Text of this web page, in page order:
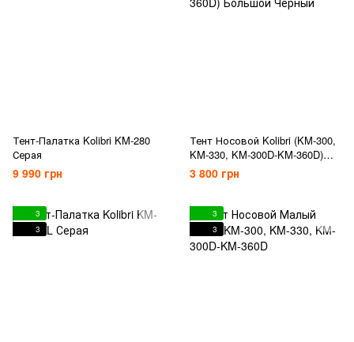
Тент-Палатка Kolibri KM-280
Серая
9 990 грн
Тент Носовой Kolibri (KM-300,
KM-330, KM-300D-KM-360D)
Большой Черный
3 800 грн
3
3
3
3